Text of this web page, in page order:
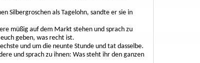
Silbergroschen als Tagelohn, sandte er sie in
müßig auf dem Markt stehen und sprach zu
geben, was recht ist.
und um die neunte Stunde und tat dasselbe.
und sprach zu ihnen: Was steht ihr den ganzen